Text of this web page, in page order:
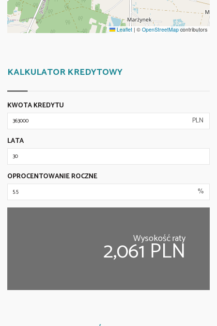
Leaflet | © OpenStreetMap contributors
KALKULATOR KREDYTOWY
KWOTA KREDYTU
PLN
LATA
OPROCENTOWANIE ROCZNE
%
Wysokość raty
2,061 PLN